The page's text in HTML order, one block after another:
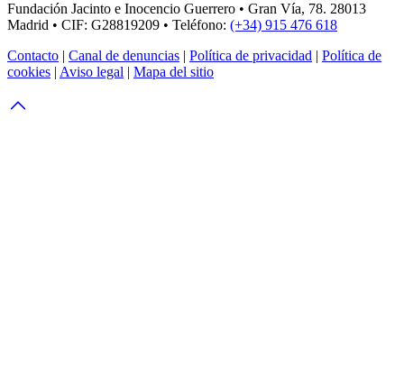
Fundación Jacinto e Inocencio Guerrero • Gran Vía, 78. 28013
Madrid • CIF: G28819209 • Teléfono: (+34) 915 476 618
Contacto | Canal de denuncias | Política de privacidad | Política de
cookies | Aviso legal | Mapa del sitio